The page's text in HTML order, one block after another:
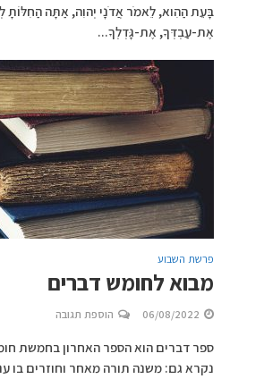
בָּעֵת הַהִוא, לֵאמֹר אֲדֹנָי יְהוִה, אַתָּה הַחִלּוֹתָ
אֶת-עַבְדְּךָ, אֶת-גָּדְלְךָ...
פרשת השבוע
מבוא לחומש דברים
06/08/2022 הוספת תגובה
ספר דברים הוא הספר האחרון בחמשת
נקרא גם: משנה תורה מאחר וחוזרים בו